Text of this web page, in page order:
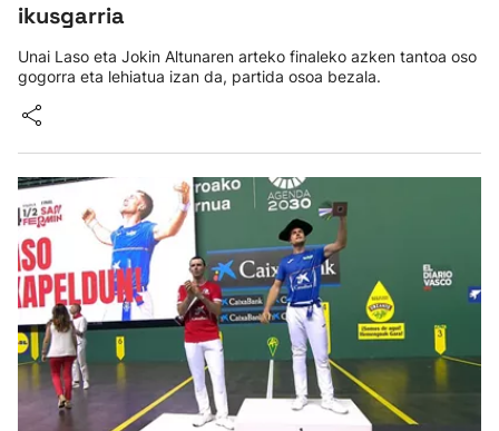
ikusgarria
Unai Laso eta Jokin Altunaren arteko finaleko azken tantoa oso
gogorra eta lehiatua izan da, partida osoa bezala.